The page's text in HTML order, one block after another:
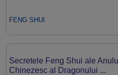
FENG SHUI
Secretele Feng Shui ale
Chinezesc al Dragonului ...